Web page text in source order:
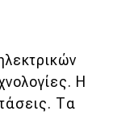
Η
Τα